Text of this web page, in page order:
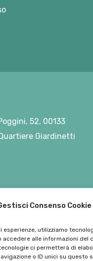
Consenso Cookie
esperienze, utilizziamo
accedere alle informazioni del
ci permetterà di
o ID unici su questo
52, 00133
Giardinetti